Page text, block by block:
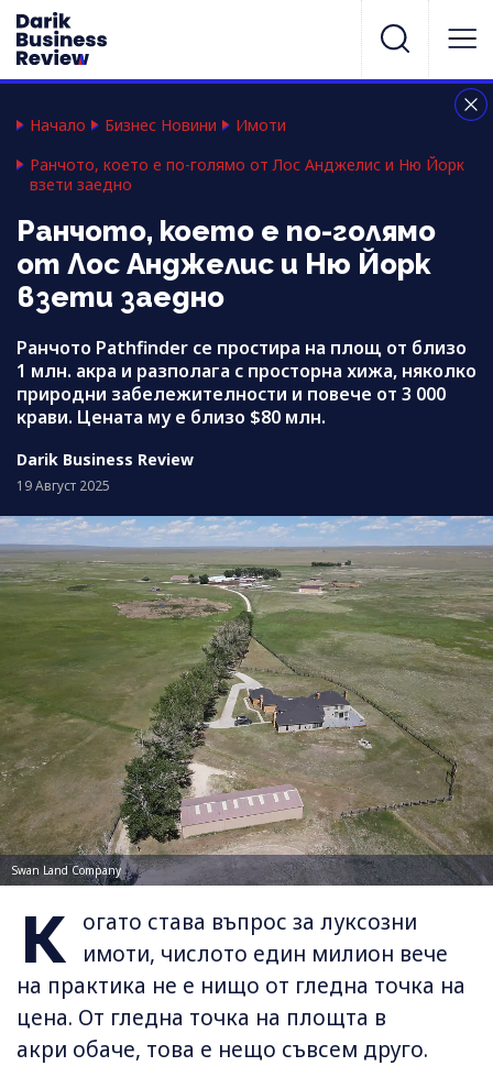
Начало Бизнес Новини
Имоти
Ранчото, което е по-голямо от Лос Анджелис и Ню Йорк
взети заедно
Ранчото, което е по-голямо
от Лос Анджелис и Ню Йорк
взети заедно
Ранчото Pathfinder се простира на площ от близо
1 млн. акра и разполага с просторна хижа, няколко
природни забележителности и повече от 3 000
крави. Цената му е близо $80 млн.
Darik Business Review
19 Август 2025
Swan Land Company
К
огато става въпрос за луксозни
имоти, числото един милион вече
на практика не е нищо от гледна точка на
цена. От гледна точка на площта в
акри обаче, това е нещо съвсем друго.